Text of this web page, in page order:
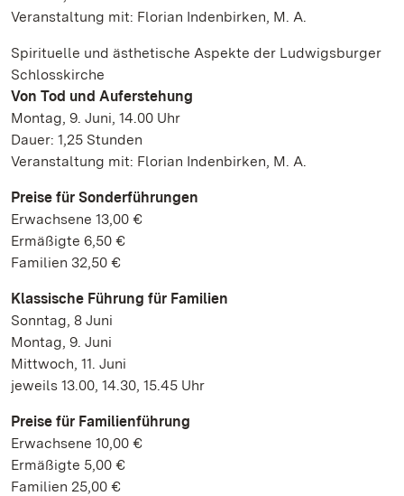
Veranstaltung mit: Florian Indenbirken, M. A.
Spirituelle und ästhetische Aspekte der Ludwigsburger
Schlosskirche
Von Tod und Auferstehung
Montag, 9. Juni, 14.00 Uhr
Dauer: 1,25 Stunden
Veranstaltung mit: Florian Indenbirken, M. A.
Preise für Sonderführungen
Erwachsene 13,00 €
Ermäßigte 6,50 €
Familien 32,50 €
Klassische Führung für Familien
Sonntag, 8 Juni
Montag, 9. Juni
Mittwoch, 11. Juni
jeweils 13.00, 14.30, 15.45 Uhr
Preise für Familienführung
Erwachsene 10,00 €
Ermäßigte 5,00 €
Familien 25,00 €